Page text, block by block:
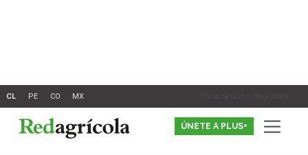
Inicia Sesión o Registrate
ÚNETE A PLUS+